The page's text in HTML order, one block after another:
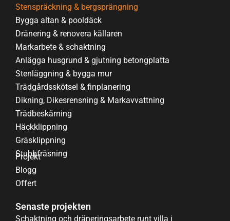
Stenspräckning & bergsprängning
Bygga altan & pooldäck
Dränering & renovera källaren
Markarbete & schaktning
Anlägga husgrund & gjutning betongplatta
Stenläggning & bygga mur
Trädgårdsskötsel & finplanering
Dikning, Dikesrensning & Markavvattning
Trädbeskärning
Häckklippning
Gräsklippning
Stubbfräsning
Projekt
Blogg
Offert
Senaste projekten
Schaktning och dräneringsarbete runt villa i